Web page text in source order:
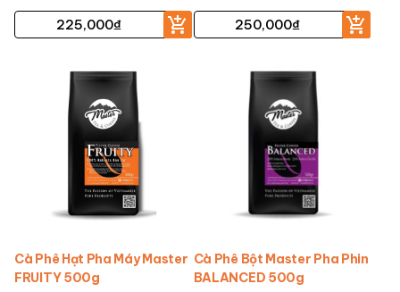
225,000₫ 250,000₫
Cà Phê Hạt Pha Máy Master
FRUITY 500g
Cà Phê Bột Master Pha Phin
BALANCED 500g